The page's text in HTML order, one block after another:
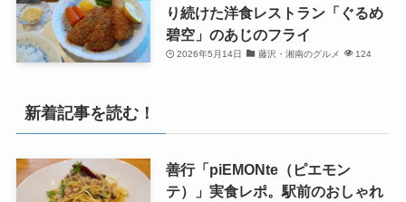
り続けた洋食レストラン「ぐるめ
碧空」のあじのフライ
2026年5月14日 藤沢・湘南のグルメ 124
新着記事を読む！
善行「piEMONte（ピエモン
テ）」実食レポ。駅前のおしゃれ